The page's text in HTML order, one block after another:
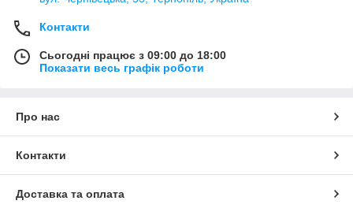
Контакти
Сьогодні працює з 09:00 до 18:00
Показати весь графік роботи
Про нас
Контакти
Доставка та оплата